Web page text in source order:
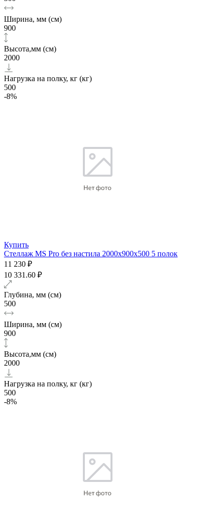
Ширина, мм (см)
900
Высота,мм (см)
2000
Нагрузка на полку, кг (кг)
500
-8%
Купить
Стеллаж MS Pro без настила 2000х900x500 5 полок
11 230 ₽
10 331.60 ₽
Глубина, мм (см)
500
Ширина, мм (см)
900
Высота,мм (см)
2000
Нагрузка на полку, кг (кг)
500
-8%